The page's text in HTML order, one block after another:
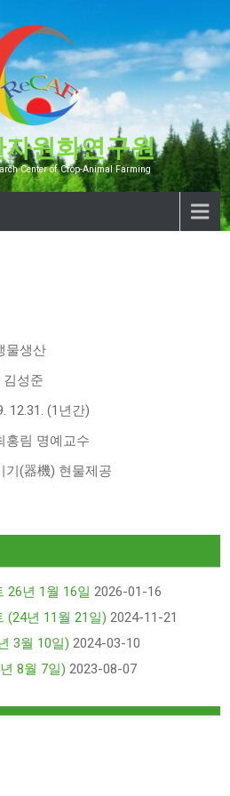
원화연구원
Center of Crop-Animal Farming
물생산
성준
12.31. (1년간)
홍림 명예교수
기(器機) 현물제공
26년 1월 16일 2026-01-16
(24년 11월 21일) 2024-11-21
3월 10일) 2024-03-10
8월 7일) 2023-08-07